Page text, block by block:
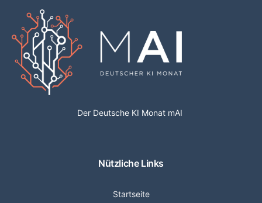
Der Deutsche KI Monat mAI
Nützliche Links
Startseite